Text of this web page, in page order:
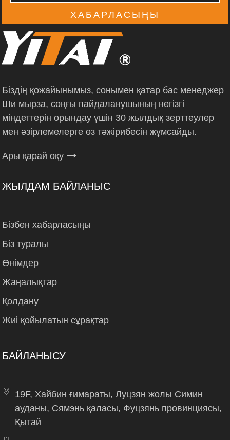
ХАБАРЛАСЫҢЫ
Біздің қожайынымыз, сонымен қатар бас менеджер
Ши мырза, соңғы пайдаланушының негізгі
міндеттерін орындау үшін 30 жылдық зерттеулер
мен әзірлемелерге өз тәжірибесін жұмсайды.
Ары қарай оқу
ЖЫЛДАМ БАЙЛАНЫС
Бізбен хабарласыңы
Біз туралы
Өнімдер
Жаңалықтар
Қолдану
Жиі қойылатын сұрақтар
БАЙЛАНЫСУ
19F, Хайбин ғимараты, Луцзян жолы Симин
ауданы, Сямэнь қаласы, Фуцзянь провинциясы,
Қытай